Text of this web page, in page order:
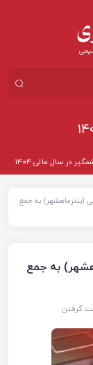
در سال مالی ۱۴۰۴
(بندرماهشهر) به جمع
به جمع
گرفتن